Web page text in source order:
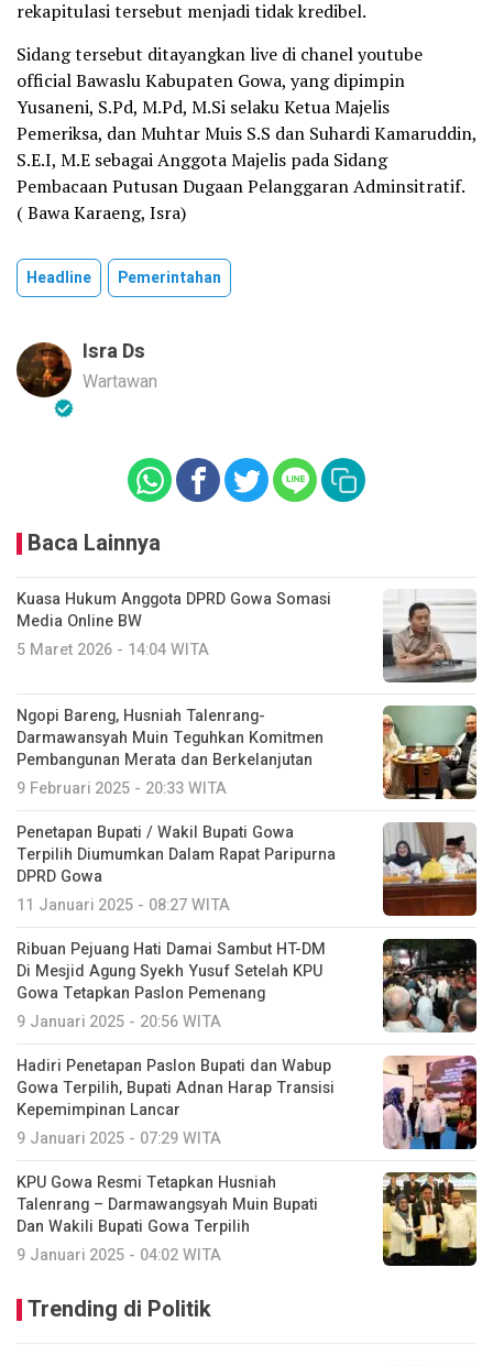
rekapitulasi tersebut menjadi tidak kredibel.
Sidang tersebut ditayangkan live di chanel youtube
official Bawaslu Kabupaten Gowa, yang dipimpin
Yusaneni, S.Pd, M.Pd, M.Si selaku Ketua Majelis
Pemeriksa, dan Muhtar Muis S.S dan Suhardi Kamaruddin,
S.E.I, M.E sebagai Anggota Majelis pada Sidang
Pembacaan Putusan Dugaan Pelanggaran Adminsitratif.
( Bawa Karaeng, Isra)
Headline Pemerintahan
Isra Ds
Wartawan
Baca Lainnya
Kuasa Hukum Anggota DPRD Gowa Somasi
Media Online BW
5 Maret 2026 - 14:04 WITA
Ngopi Bareng, Husniah Talenrang-
Darmawansyah Muin Teguhkan Komitmen
Pembangunan Merata dan Berkelanjutan
9 Februari 2025 - 20:33 WITA
Penetapan Bupati / Wakil Bupati Gowa
Terpilih Diumumkan Dalam Rapat Paripurna
DPRD Gowa
11 Januari 2025 - 08:27 WITA
Ribuan Pejuang Hati Damai Sambut HT-DM
Di Mesjid Agung Syekh Yusuf Setelah KPU
Gowa Tetapkan Paslon Pemenang
9 Januari 2025 - 20:56 WITA
Hadiri Penetapan Paslon Bupati dan Wabup
Gowa Terpilih, Bupati Adnan Harap Transisi
Kepemimpinan Lancar
9 Januari 2025 - 07:29 WITA
KPU Gowa Resmi Tetapkan Husniah
Talenrang – Darmawangsyah Muin Bupati
Dan Wakili Bupati Gowa Terpilih
9 Januari 2025 - 04:02 WITA
Trending di Politik